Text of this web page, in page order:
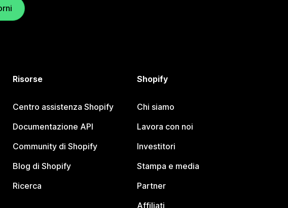
Risorse
Centro assistenza Shopify
Documentazione API
Community di Shopify
Blog di Shopify
Ricerca
Shopify
Chi siamo
Lavora con noi
Investitori
Stampa e media
Partner
Affiliati